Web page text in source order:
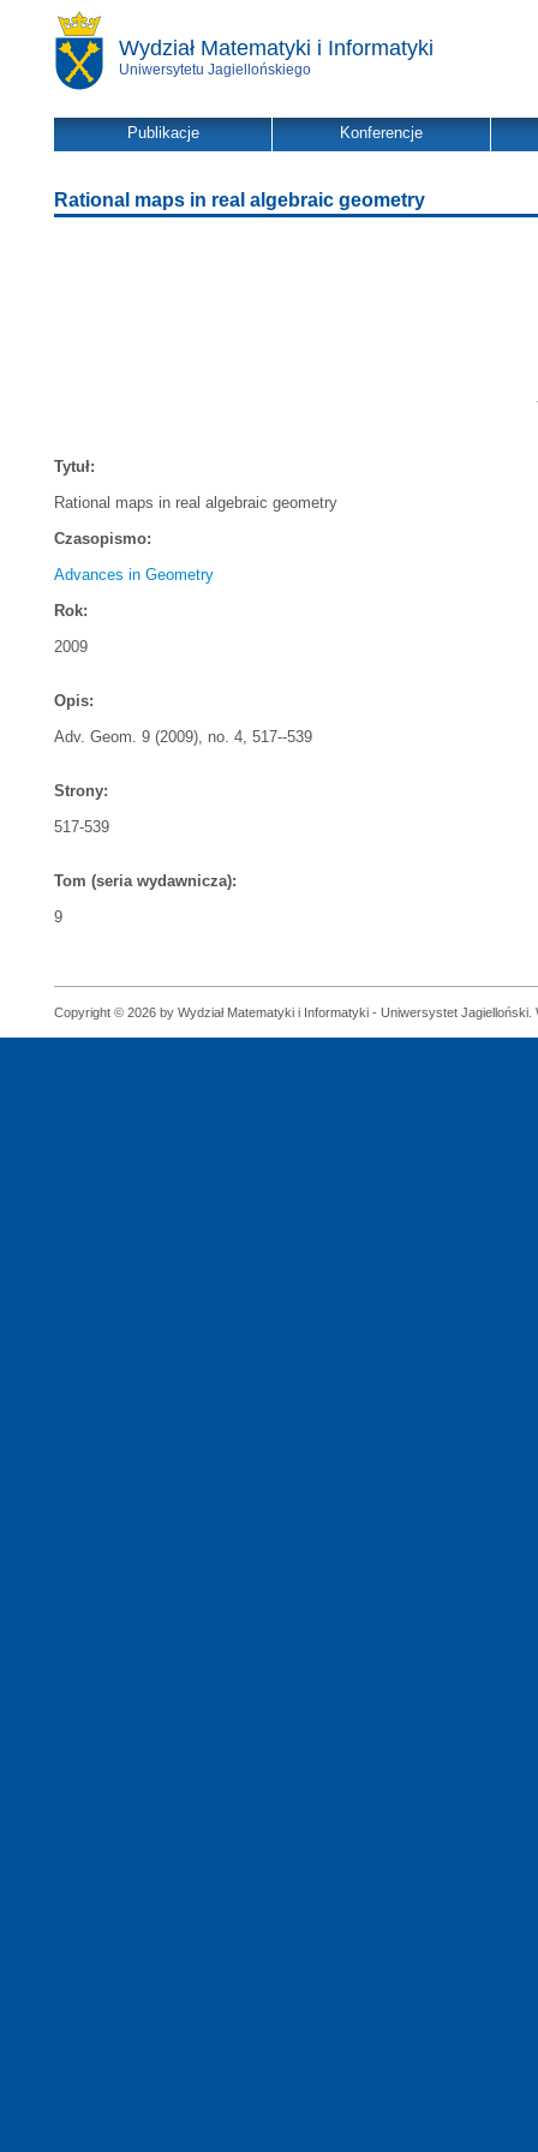
Wydział Matematyki i Informatyki
Uniwersytetu Jagiellońskiego
Publikacje Konferencje
Rational maps in real algebraic geometry
Tytuł:
Rational maps in real algebraic geometry
Czasopismo:
Advances in Geometry
Rok:
2009
Opis:
Adv. Geom. 9 (2009), no. 4, 517--539
Strony:
517-539
Tom (seria wydawnicza):
9
Copyright © 2026 by Wydział Matematyki i Informatyki - Uniwersystet